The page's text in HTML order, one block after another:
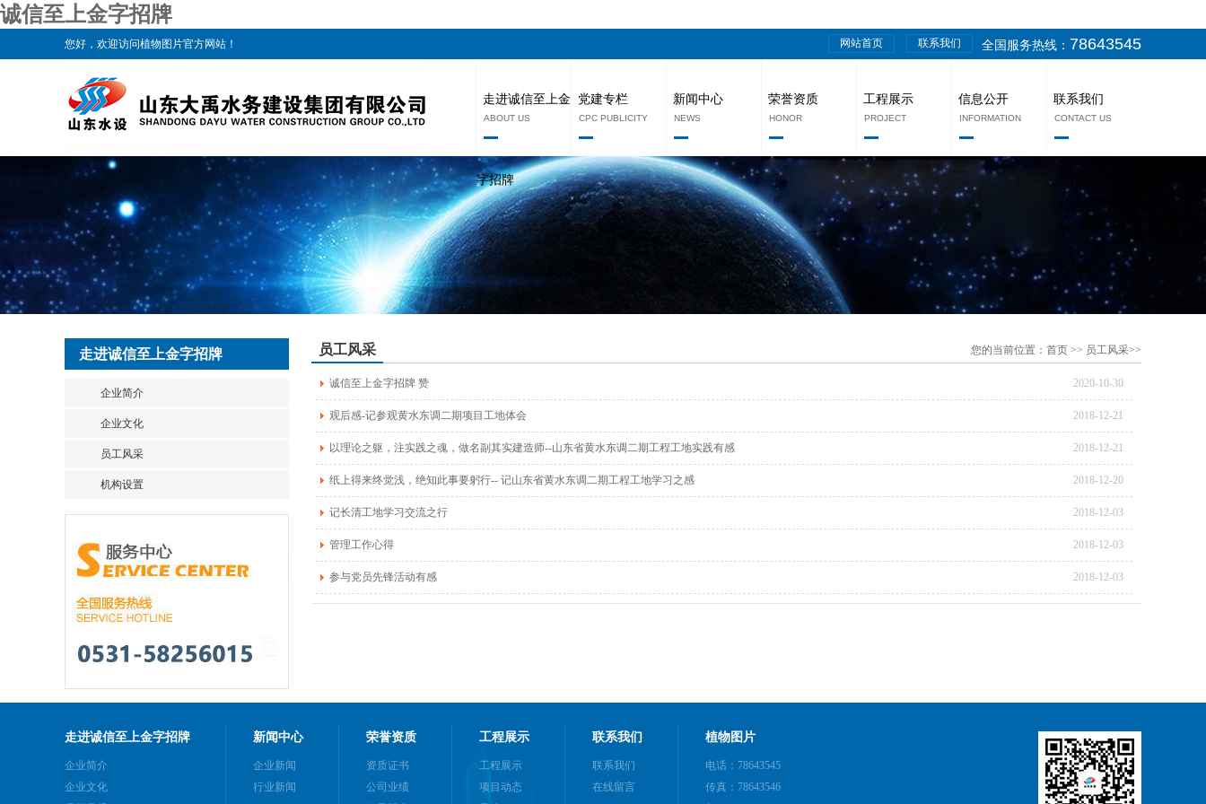
诚信至上金字招牌
您好，欢迎访问植物图片官方网站！ 全国服务热线： 78643545
网站首页 联系我们
走进诚信至上金
字招牌
ABOUT US
党建专栏
CPC PUBLICITY
新闻中心
NEWS
荣誉资质
HONOR
工程展示
PROJECT
信息公开
INFORMATION
联系我们
CONTACT US
走进诚信至上金字招牌
企业简介
企业文化
员工风采
机构设置
员工风采 您的当前位置： 首页 >> 员工风采>>
2020-10-30
诚信至上金字招牌 赞
2018-12-21
观后感-记参观黄水东调二期项目工地体会
2018-12-21
以理论之躯，注实践之魂，做名副其实建造师--山东省黄水东调二期工程工地实践有感
2018-12-20
纸上得来终觉浅，绝知此事要躬行-- 记山东省黄水东调二期工程工地学习之感
2018-12-03
记长清工地学习交流之行
2018-12-03
管理工作心得
2018-12-03
参与党员先锋活动有感
走进诚信至上金字招牌
企业简介
企业文化
新闻中心
企业新闻
行业新闻
荣誉资质
资质证书
公司业绩
工程展示
工程展示
项目动态
联系我们
联系我们
在线留言
植物图片
电话：78643545
传真：78643546